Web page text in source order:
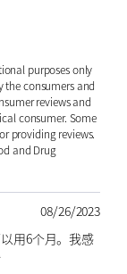
purposes only
the consumers and
reviews and
consumer. Some
providing reviews.
and Drug
08/26/2023
用6个月。我感